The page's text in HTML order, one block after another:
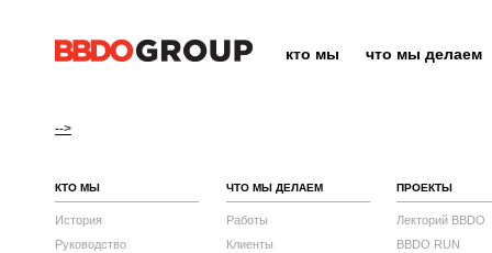
кто мы что мы делаем
-->
КТО МЫ
История
Руководство
ЧТО МЫ ДЕЛАЕМ
Работы
Клиенты
ПРОЕКТЫ
Лекторий BBDO
BBDO RUN